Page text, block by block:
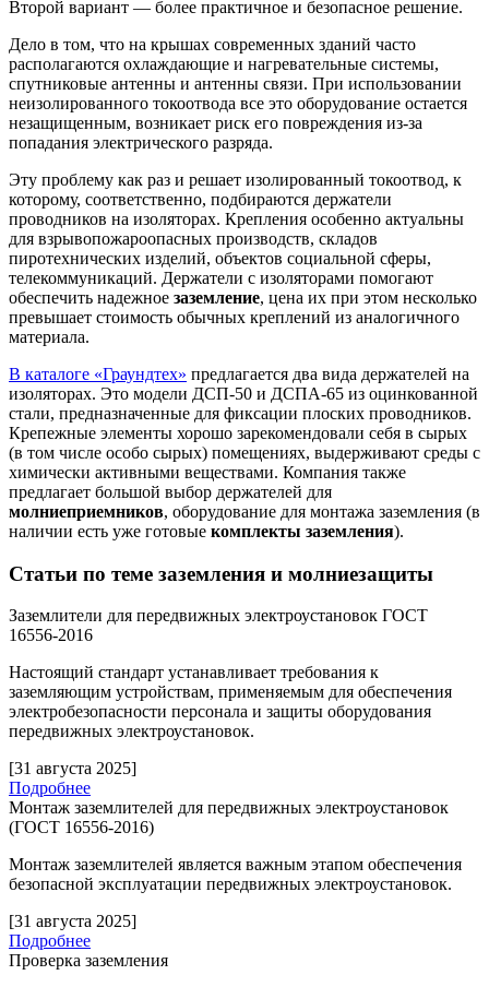
Второй вариант — более практичное и безопасное решение.
Дело в том, что на крышах современных зданий часто
располагаются охлаждающие и нагревательные системы,
спутниковые антенны и антенны связи. При использовании
неизолированного токоотвода все это оборудование остается
незащищенным, возникает риск его повреждения из-за
попадания электрического разряда.
Эту проблему как раз и решает изолированный токоотвод, к
которому, соответственно, подбираются держатели
проводников на изоляторах. Крепления особенно актуальны
для взрывопожароопасных производств, складов
пиротехнических изделий, объектов социальной сферы,
телекоммуникаций. Держатели с изоляторами помогают
обеспечить надежное заземление, цена их при этом несколько
превышает стоимость обычных креплений из аналогичного
материала.
В каталоге «Граундтех» предлагается два вида держателей на
изоляторах. Это модели ДСП-50 и ДСПА-65 из оцинкованной
стали, предназначенные для фиксации плоских проводников.
Крепежные элементы хорошо зарекомендовали себя в сырых
(в том числе особо сырых) помещениях, выдерживают среды с
химически активными веществами. Компания также
предлагает большой выбор держателей для
молниеприемников, оборудование для монтажа заземления (в
наличии есть уже готовые комплекты заземления).
Статьи по теме заземления и молниезащиты
Заземлители для передвижных электроустановок ГОСТ
16556-2016
Настоящий стандарт устанавливает требования к
заземляющим устройствам, применяемым для обеспечения
электробезопасности персонала и защиты оборудования
передвижных электроустановок.
[31 августа 2025]
Подробнее
Монтаж заземлителей для передвижных электроустановок
(ГОСТ 16556-2016)
Монтаж заземлителей является важным этапом обеспечения
безопасной эксплуатации передвижных электроустановок.
[31 августа 2025]
Подробнее
Проверка заземления